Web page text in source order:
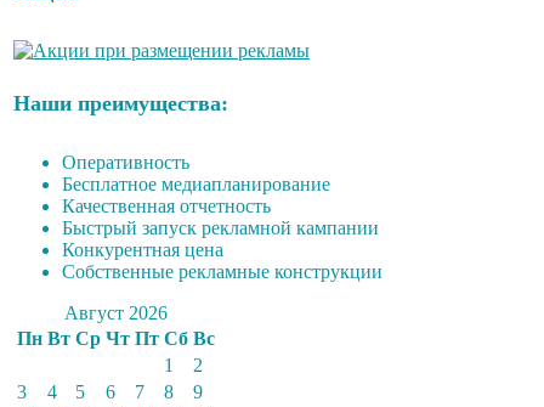
Наши преимущества:
Оперативность
Бесплатное медиапланирование
Качественная отчетность
Быстрый запуск рекламной кампании
Конкурентная цена
Собственные рекламные конструкции
Август 2026
Пн Вт Ср Чт Пт Сб Вс
1
2
3
4 5 6 7 8
9